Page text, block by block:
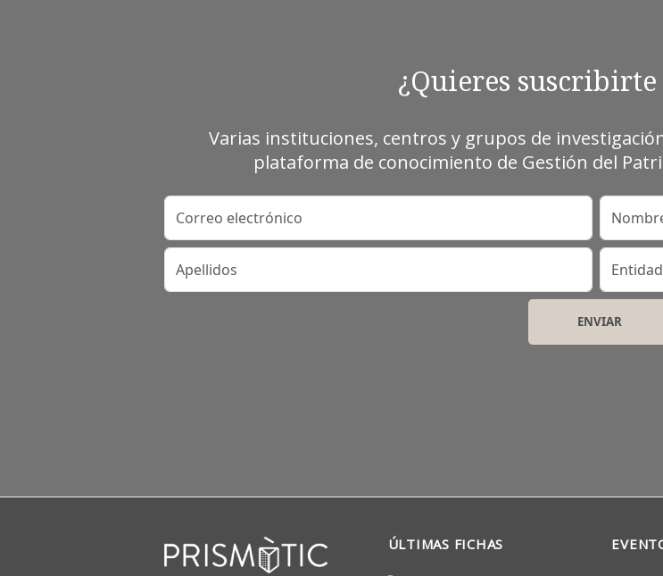
¿Quieres
Varias instituciones, centros y grupos de
plataforma de conocimiento de Gestión del
Correo electrónico Nombre
Apellidos Entidad
ÚLTIMAS FICHAS